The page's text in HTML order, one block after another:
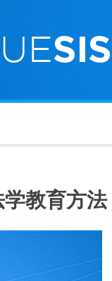
教育方法